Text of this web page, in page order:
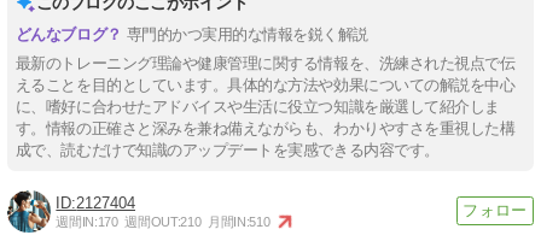
専門的かつ実用的な情報を鋭く解説
最新のトレーニング理論や健康管理に関する情報を、洗練された視点で伝
えることを目的としています。具体的な方法や効果についての解説を中心
に、嗜好に合わせたアドバイスや生活に役立つ知識を厳選して紹介しま
す。情報の正確さと深みを兼ね備えながらも、わかりやすさを重視した構
成で、読むだけで知識のアップデートを実感できる内容です。
2127404
週間IN:170 週間OUT:210 月間IN:510